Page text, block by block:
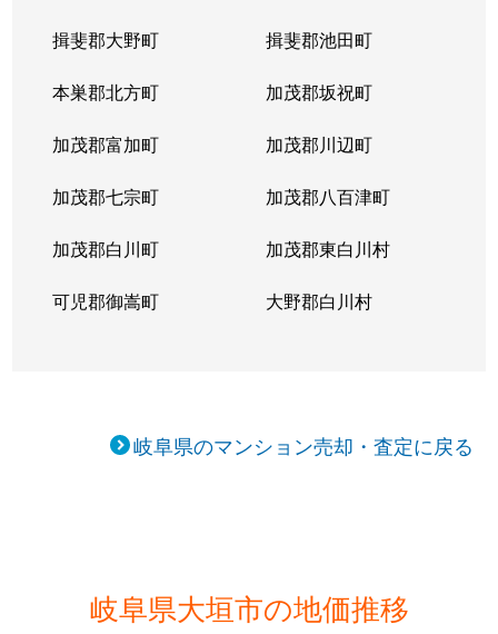
揖斐郡大野町 揖斐郡池田町
本巣郡北方町 加茂郡坂祝町
加茂郡富加町 加茂郡川辺町
加茂郡七宗町 加茂郡八百津町
加茂郡白川町 加茂郡東白川村
可児郡御嵩町 大野郡白川村
岐阜県のマンション売却・査定に戻る
岐阜県大垣市の地価推移